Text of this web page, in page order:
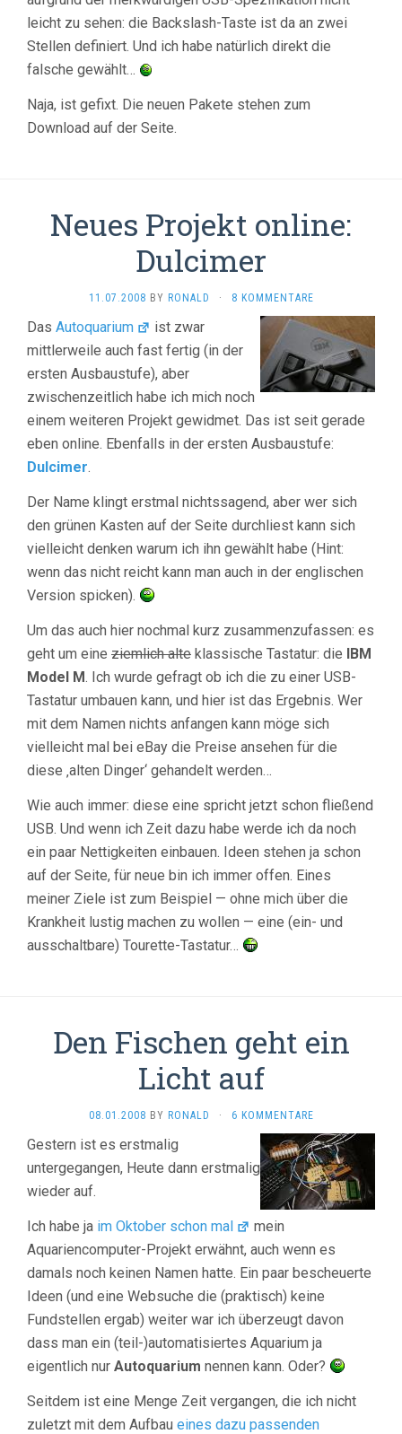
leicht zu sehen: die Backslash-Taste ist da an zwei
Stellen definiert. Und ich habe natürlich direkt die
falsche gewählt…
Naja, ist gefixt. Die neuen Pakete stehen zum
Download auf der Seite.
Neues Projekt online:
Dulcimer
11.07.2008 BY RONALD · 8 KOMMENTARE
Das Autoquarium
ist zwar
mittlerweile auch fast fertig (in der
ersten Ausbaustufe), aber
zwischenzeitlich habe ich mich noch
einem weiteren Projekt gewidmet. Das ist seit gerade
eben online. Ebenfalls in der ersten Ausbaustufe:
Dulcimer.
Der Name klingt erstmal nichtssagend, aber wer sich
den grünen Kasten auf der Seite durchliest kann sich
vielleicht denken warum ich ihn gewählt habe (Hint:
wenn das nicht reicht kann man auch in der englischen
Version spicken).
Um das auch hier nochmal kurz zusammenzufassen: es
geht um eine ziemlich alte klassische Tastatur: die IBM
Model M. Ich wurde gefragt ob ich die zu einer USB-
Tastatur umbauen kann, und hier ist das Ergebnis. Wer
mit dem Namen nichts anfangen kann möge sich
vielleicht mal bei eBay die Preise ansehen für die
diese ‚alten Dinger‘ gehandelt werden…
Wie auch immer: diese eine spricht jetzt schon fließend
USB. Und wenn ich Zeit dazu habe werde ich da noch
ein paar Nettigkeiten einbauen. Ideen stehen ja schon
auf der Seite, für neue bin ich immer offen. Eines
meiner Ziele ist zum Beispiel — ohne mich über die
Krankheit lustig machen zu wollen — eine (ein- und
ausschaltbare) Tourette-Tastatur…
Den Fischen geht ein
Licht auf
08.01.2008 BY RONALD · 6 KOMMENTARE
Gestern ist es erstmalig
untergegangen, Heute dann erstmalig
wieder auf.
Ich habe ja im Oktober schon mal
mein
Aquariencomputer-Projekt erwähnt, auch wenn es
damals noch keinen Namen hatte. Ein paar bescheuerte
Ideen (und eine Websuche die (praktisch) keine
Fundstellen ergab) weiter war ich überzeugt davon
dass man ein (teil-)automatisiertes Aquarium ja
eigentlich nur Autoquarium nennen kann. Oder?
Seitdem ist eine Menge Zeit vergangen, die ich nicht
zuletzt mit dem Aufbau eines dazu passenden